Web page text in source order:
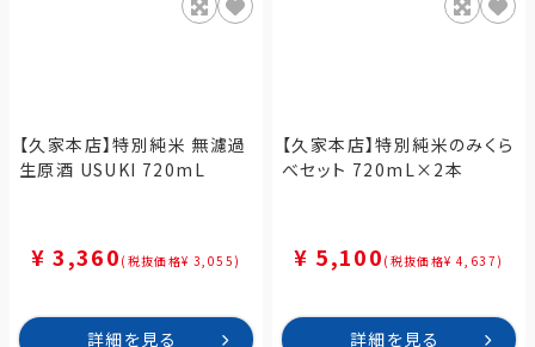
【久家本店】特別純米 無濾過
生原酒 USUKI 720mL
¥ 3,360 (税抜価格¥ 3,055)
詳細を見る
【久家本店】特別純米のみくら
べセット 720mL×2本
¥ 5,100 (税抜価格¥ 4,637)
詳細を見る